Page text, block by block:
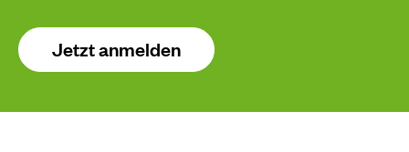
Jetzt anmelden